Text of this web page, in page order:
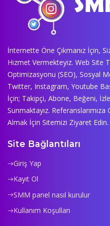
İnternette Öne Çıkmanız İçin,
Hizmet Vermekteyiz. Web Site
Optimizasyonu (SEO), Sosyal
Twitter, Instagram, Youtube
İçin; Takipçi, Abone, Beğeni,
Sunmaktayız.
Almak İçin Sitemizi Ziyaret Edin.
Site Bağlantıları
Giriş Yap
Kayıt Ol
SMM panel nasıl kurulur
Kullanım Koşulları